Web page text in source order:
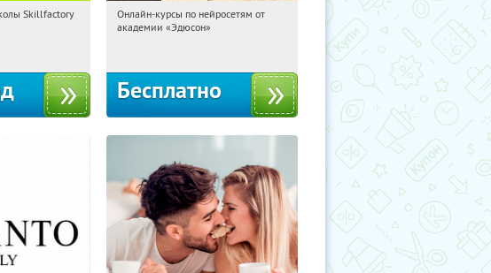
Получи первым!
Skillfactory 00:03:50 Получили:
Онлайн-курсы по нейросетям от
академии «Эдюсон»
Бесплатно